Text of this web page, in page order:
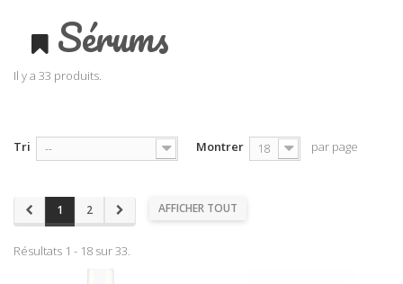
Sérums
Il y a 33 produits.
Tri -- Montrer 18 par page
AFFICHER TOUT
1 2
Résultats 1 - 18 sur 33.